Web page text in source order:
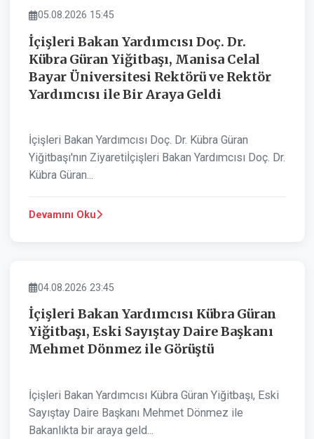
ASAYIŞ
05.08.2026 15:45
İçişleri Bakan Yardımcısı Doç. Dr.
Kübra Güran Yiğitbaşı, Manisa Celal
Bayar Üniversitesi Rektörü ve Rektör
Yardımcısı ile Bir Araya Geldi
İçişleri Bakan Yardımcısı Doç. Dr. Kübra Güran
Yiğitbaşı'nın Ziyaretiİçişleri Bakan Yardımcısı Doç. Dr.
Kübra Güran...
Devamını Oku
ASAYIŞ
04.08.2026 23:45
İçişleri Bakan Yardımcısı Kübra Güran
Yiğitbaşı, Eski Sayıştay Daire Başkanı
Mehmet Dönmez ile Görüştü
İçişleri Bakan Yardımcısı Kübra Güran Yiğitbaşı, Eski
Sayıştay Daire Başkanı Mehmet Dönmez ile
Bakanlıkta bir araya geld...